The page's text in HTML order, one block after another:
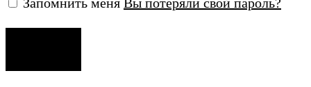
Запомнить меня Вы потеряли свой пароль?